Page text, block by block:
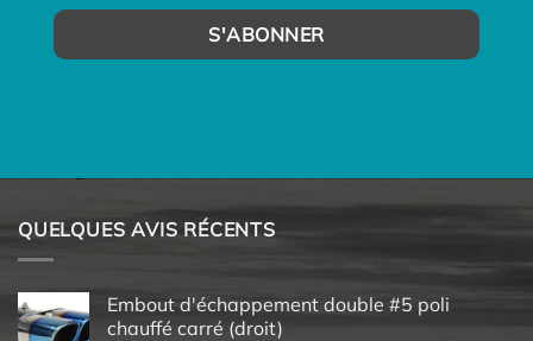
QUELQUES AVIS RÉCENTS
Embout d'échappement double #5 poli
chauffé carré (droit)